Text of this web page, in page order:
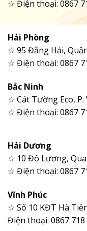
☆ Điện thoại: 0867
Hải Phòng
☆ 95 Đằng Hải,
☆ Điện thoại: 0867
Bắc Ninh
☆ Cát Tường Eco, P.
☆ Điện thoại: 0867
Hải Dương
☆ 10 Đô Lương,
☆ Điện thoại: 0867
Vĩnh Phúc
☆ Số 10 KĐT Hà
Điện thoại: 0867 718